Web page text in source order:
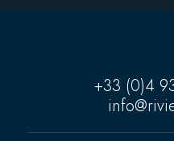
+33 (0)4